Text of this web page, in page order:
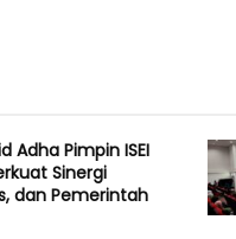
Adha Pimpin ISEI
Sinergi
dan Pemerintah